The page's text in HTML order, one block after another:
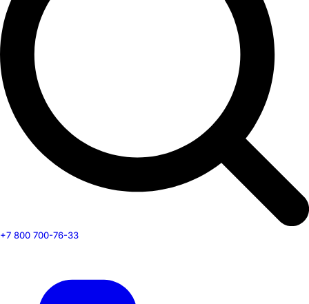
+7 800 700-76-33